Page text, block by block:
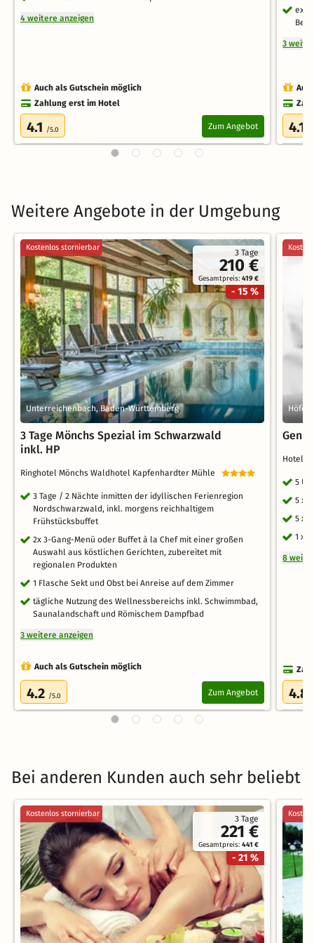
4 weitere anzeigen
Auch als Gutschein möglich
Zahlung erst im Hotel
4.1 /5.0 Zum Angebot
3
4.1
Weitere Angebote in der Umgebung
3 Tage
210 €
Gesamtpreis:419 €
- 15 %
Kostenlos stornierbar
Unterreichenbach, Baden-Württemberg
3 Tage Mönchs Spezial im Schwarzwald
inkl. HP
Ringhotel Mönchs Waldhotel Kapfenhardter Mühle
3 Tage / 2 Nächte inmitten der idyllischen Ferienregion
Nordschwarzwald, inkl. morgens reichhaltigem
Frühstücksbuffet
2x 3-Gang-Menü oder Buffet à la Chef mit einer großen
Auswahl aus köstlichen Gerichten, zubereitet mit
regionalen Produkten
1 Flasche Sekt und Obst bei Anreise auf dem Zimmer
tägliche Nutzung des Wellnessbereichs inkl. Schwimmbad,
Saunalandschaft und Römischem Dampfbad
3 weitere anzeigen
Auch als Gutschein möglich
4.2 /5.0 Zum Angebot
Höfen
Hotel
5
5 x
5 x
1 x
8
4.8
Bei anderen Kunden auch sehr beliebt
3 Tage
221 €
Gesamtpreis:441 €
- 21 %
Kostenlos stornierbar